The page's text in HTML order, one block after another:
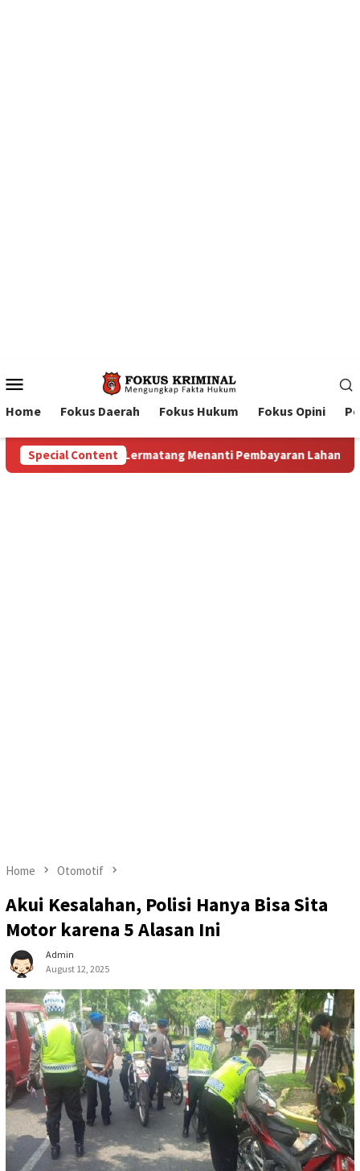
Menu
Home Fokus Daerah Fokus Hukum Fokus Opini
Special Content
Lahan: Antara Dugaan Konspirasi dan Bayang-Bayang
Home Otomotif
Akui Kesalahan, Polisi Hanya Bisa Sita
Motor karena 5 Alasan Ini
Admin
August 12, 2025